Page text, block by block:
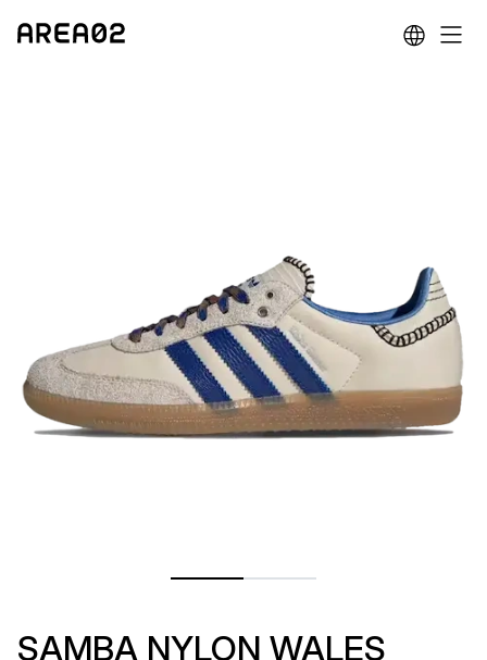
SAMBA NYLON WALES